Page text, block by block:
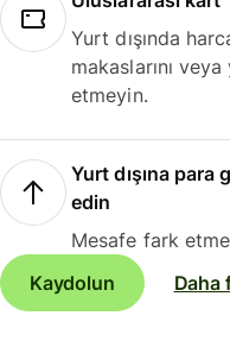
Yurt dışında
makaslarını
etmeyin.
Yurt dışına
edin
Mesafe fark
Kaydolun
Daha